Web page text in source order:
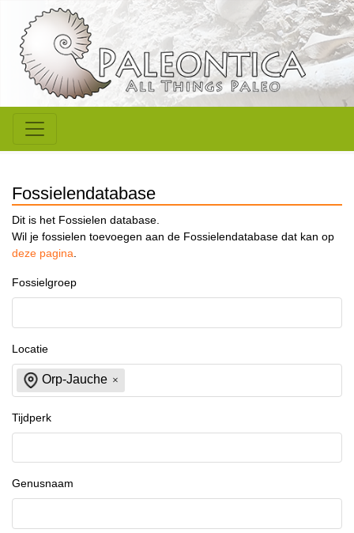
Fossielendatabase
Dit is het Fossielen database.
Wil je fossielen toevoegen aan de Fossielendatabase dat kan op
deze pagina.
Fossielgroep
Locatie
Orp-Jauche
Tijdperk
Genusnaam